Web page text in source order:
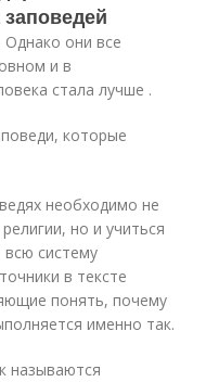
они все
и в
стала лучше .
которые
необходимо не
но и учиться
систему
в тексте
понять, почему
именно так.
называются